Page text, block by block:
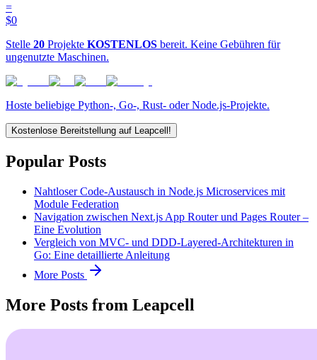
=
$0
Stelle 20 Projekte KOSTENLOS bereit. Keine Gebühren für
ungenutzte Maschinen.
Hoste beliebige Python-, Go-, Rust- oder Node.js-Projekte.
Kostenlose Bereitstellung auf Leapcell!
Popular Posts
Nahtloser Code-Austausch in Node.js Microservices mit
Module Federation
Navigation zwischen Next.js App Router und Pages Router –
Eine Evolution
Vergleich von MVC- und DDD-Layered-Architekturen in
Go: Eine detaillierte Anleitung
More Posts
More Posts from Leapcell